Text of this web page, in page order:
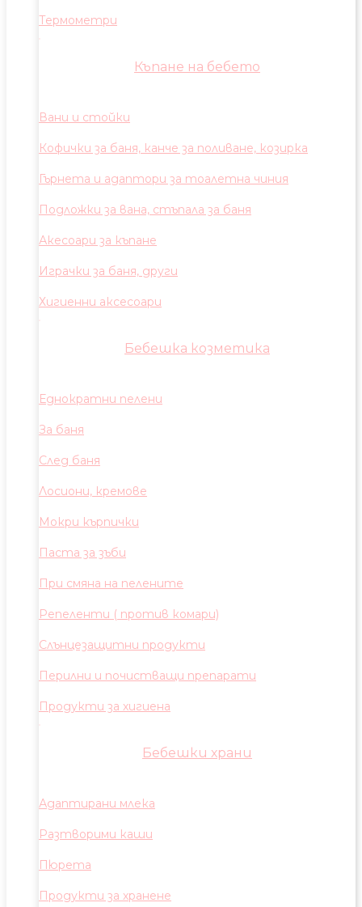
Термометри
Къпане на бебето
Вани и стойки
Кофички за баня, канче за поливане, козирка
Гърнета и адаптори за тоалетна чиния
Подложки за вана, стъпала за баня
Акесоари за къпане
Играчки за баня, други
Хигиенни аксесоари
Бебешка козметика
Еднократни пелени
За баня
След баня
Лосиони, кремове
Мокри кърпички
Паста за зъби
При смяна на пелените
Репеленти ( против комари)
Слънцезащитни продукти
Перилни и почистващи препарати
Продукти за хигиена
Бебешки храни
Адаптирани млека
Разтворими каши
Пюрета
Продукти за хранене